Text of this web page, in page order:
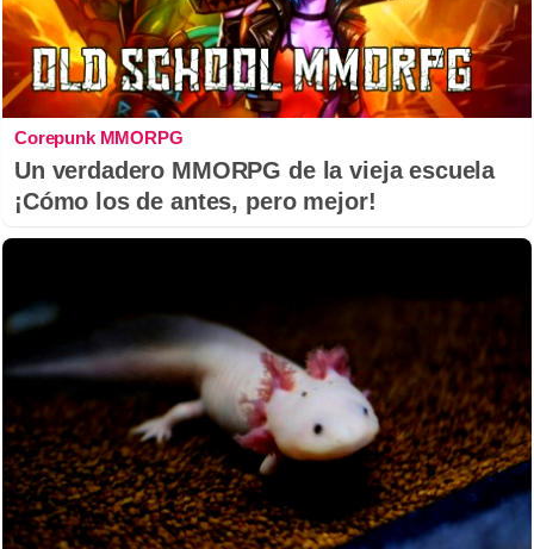
Corepunk MMORPG
Un verdadero MMORPG de la vieja escuela
¡Cómo los de antes, pero mejor!